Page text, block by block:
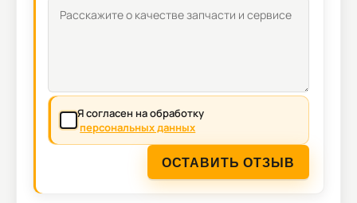
Я согласен на обработку
персональных данных
ОСТАВИТЬ ОТЗЫВ